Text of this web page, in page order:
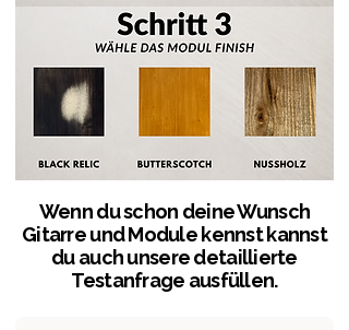
Wenn du schon deine Wunsch
Gitarre und Module kennst kannst
du auch unsere detaillierte
Testanfrage ausfüllen.